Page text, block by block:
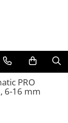
PRO
6-16 mm